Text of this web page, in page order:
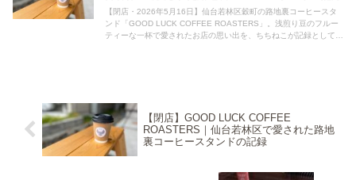
【閉店・2026年5月16日】仙台若林区穀町の路地裏コーヒースタ
ンド「GOOD LUCK COFFEE ROASTERS」。浅煎り豆のフルー
ティーな一杯で愛されたお店の思い出を、ちちねこが記録として残
【閉店】GOOD LUCK COFFEE
ROASTERS｜仙台若林区で愛された路地
裏コーヒースタンドの記録